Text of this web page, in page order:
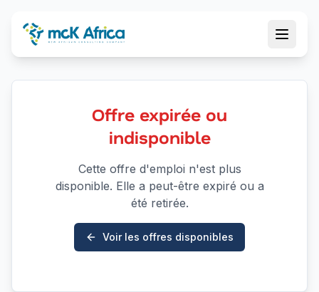
Offre expirée ou
indisponible
Cette offre d'emploi n'est plus
disponible. Elle a peut-être expiré ou a
été retirée.
Voir les offres disponibles